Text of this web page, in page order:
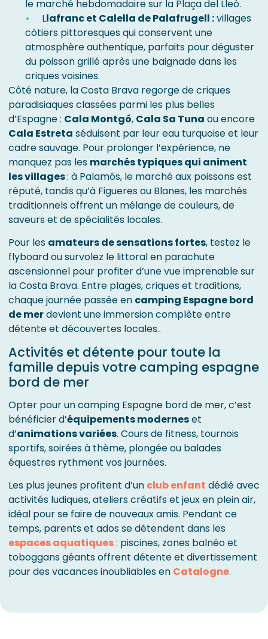
le marché hebdomadaire sur la Plaça del Lleó.
Llafranc et Calella de Palafrugell :villages
côtiers pittoresques qui conservent une
atmosphère authentique, parfaits pour déguster
du poisson grillé après une baignade dans les
criques voisines.
Côté nature, la Costa Brava regorge de criques
paradisiaques classées parmi les plus belles
d’Espagne : Cala Montgó, Cala Sa Tuna ou encore
Cala Estreta séduisent par leur eau turquoise et leur
cadre sauvage. Pour prolonger l’expérience, ne
manquez pas les marchés typiques qui animent
les villages: à Palamós, le marché aux poissons est
réputé, tandis qu’à Figueres ou Blanes, les marchés
traditionnels offrent un mélange de couleurs, de
saveurs et de spécialités locales.
Pour les amateurs de sensations fortes, testez le
flyboard ou survolez le littoral en parachute
ascensionnel pour profiter d’une vue imprenable sur
la Costa Brava. Entre plages, criques et traditions,
chaque journée passée en camping Espagne bord
de merdevient une immersion complète entre
détente et découvertes locales..
Activités et détente pour toute la
famille depuis votre camping espagne
bord de mer
Opter pour un camping Espagne bord de mer, c’est
bénéficier d’équipements moderneset
d’animations variées. Cours de fitness, tournois
sportifs, soirées à thème, plongée ou balades
équestres rythment vos journées.
Les plus jeunes profitent d’un club enfant dédié avec
activités ludiques, ateliers créatifs et jeux en plein air,
idéal pour se faire de nouveaux amis. Pendant ce
temps, parents et ados se détendent dans les
espaces aquatiques: piscines, zones balnéo et
toboggans géants offrent détente et divertissement
pour des vacances inoubliables en Catalogne.